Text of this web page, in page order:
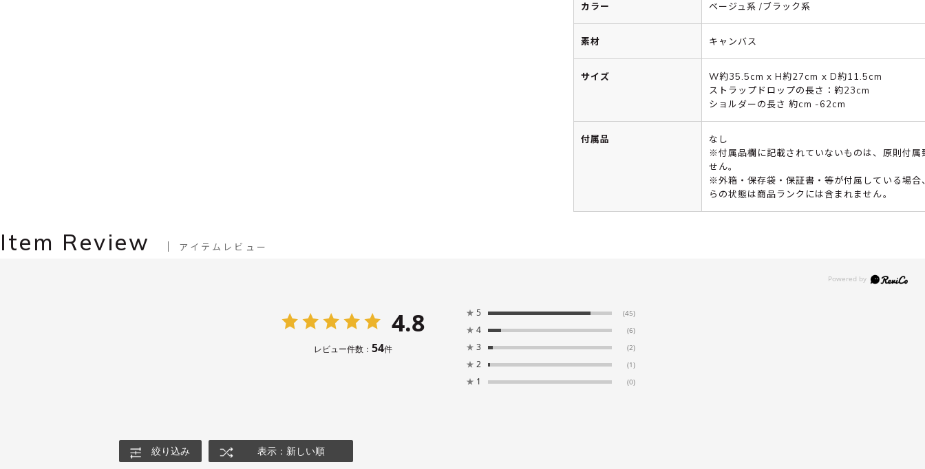
カラー ベージュ系 /ブラック系
素材 キャンバス
サイズ
W約35.5cm x H約27cm x D約11.5cm
ストラップドロップの長さ：約23cm
ショルダーの長さ 約cm -62cm
付属品
なし
※付属品欄に記載されていないものは、原則付属
せん。
※外箱・保存袋・保証書・等が付属している場合
らの状態は商品ランクには含まれません。
Item Review アイテムレビュー
4.8
レビュー件数： 54件
★ 5 (45)
★ 4 (6)
★ 3 (2)
★ 2 (1)
★ 1 (0)
絞り込み 表示：新しい順